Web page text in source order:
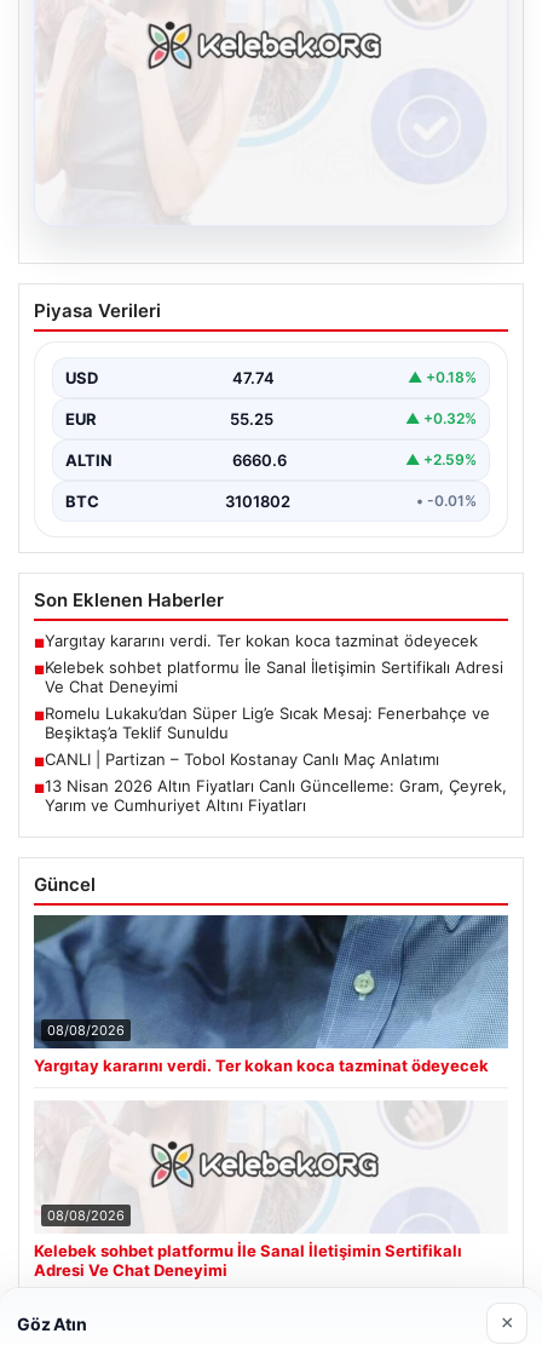
Kelebek sohbet platformu İle Sanal
İletişimin Sertifikalı Adresi Ve Chat
Sanal ortamında insanların güvenli bir biçimde iletişim
Piyasa Verileri
USD 47.74 ▲ +0.18%
EUR 55.25 ▲ +0.32%
ALTIN 6660.6 ▲ +2.59%
BTC 3101802 • -0.01%
Son Eklenen Haberler
■Yargıtay kararını verdi. Ter kokan koca tazminat ödeyecek
■Kelebek sohbet platformu İle Sanal İletişimin Sertifikalı Adresi
Ve Chat Deneyimi
■Romelu Lukaku’dan Süper Lig’e Sıcak Mesaj: Fenerbahçe ve
Beşiktaş’a Teklif Sunuldu
■CANLI | Partizan – Tobol Kostanay Canlı Maç Anlatımı
■13 Nisan 2026 Altın Fiyatları Canlı Güncelleme: Gram, Çeyrek,
Yarım ve Cumhuriyet Altını Fiyatları
Güncel
08/08/2026
Yargıtay kararını verdi. Ter kokan koca tazminat ödeyecek
08/08/2026
Kelebek sohbet platformu İle Sanal İletişimin Sertifikalı
Adresi Ve Chat Deneyimi
Göz Atın ×